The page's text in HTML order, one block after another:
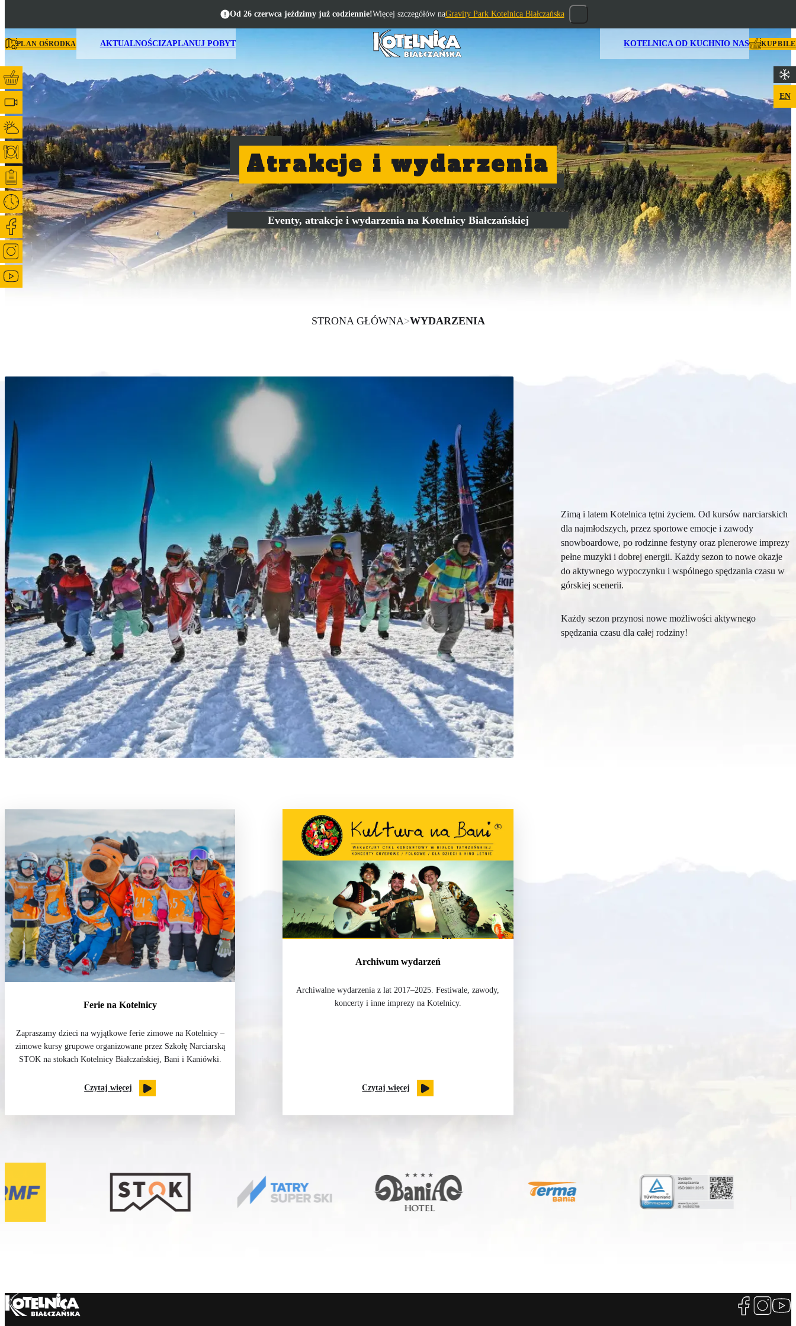
Od 26 czerwca jeździmy już codziennie!Więcej szczegółów naGravity Park Kotelnica Białczańska
PLAN OŚRODKA AKTUALNOŚCIZAPLANUJ POBYT KOTELNICA OD KUCHNIO NAS KUP
EN
Atrakcje i wydarzenia
Eventy, atrakcje i wydarzenia na Kotelnicy Białczańskiej
STRONA GŁÓWNA>WYDARZENIA
Zimą i latem Kotelnica tętni życiem. Od kursów narciarskich
dla najmłodszych, przez sportowe emocje i zawody
snowboardowe, po rodzinne festyny oraz plenerowe imprezy
pełne muzyki i dobrej energii. Każdy sezon to nowe okazje
do aktywnego wypoczynku i wspólnego spędzania czasu w
górskiej scenerii.
Każdy sezon przynosi nowe możliwości aktywnego
spędzania czasu dla całej rodziny!
Ferie na Kotelnicy
Zapraszamy dzieci na wyjątkowe ferie zimowe na Kotelnicy –
zimowe kursy grupowe organizowane przez Szkołę Narciarską
STOK na stokach Kotelnicy Białczańskiej, Bani i Kaniówki.
Czytaj więcej
Archiwum wydarzeń
Archiwalne wydarzenia z lat 2017–2025. Festiwale, zawody,
koncerty i inne imprezy na Kotelnicy.
Czytaj więcej